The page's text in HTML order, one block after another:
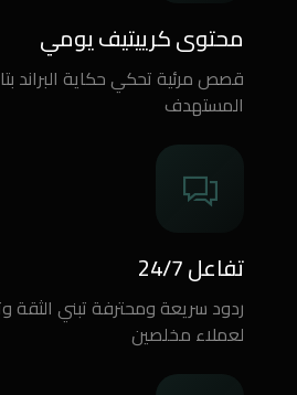
محتوى كرييتيف يومي
قصص مرئية تحكي حكاية البراند
المستهدف
تفاعل 24/7
ردود سريعة ومحترفة تبني الثقة
لعملاء مخلصين